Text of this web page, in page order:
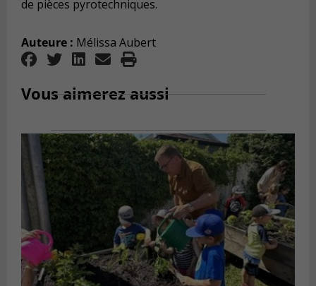
de pièces pyrotechniques.
Auteure : Mélissa Aubert
Vous aimerez aussi